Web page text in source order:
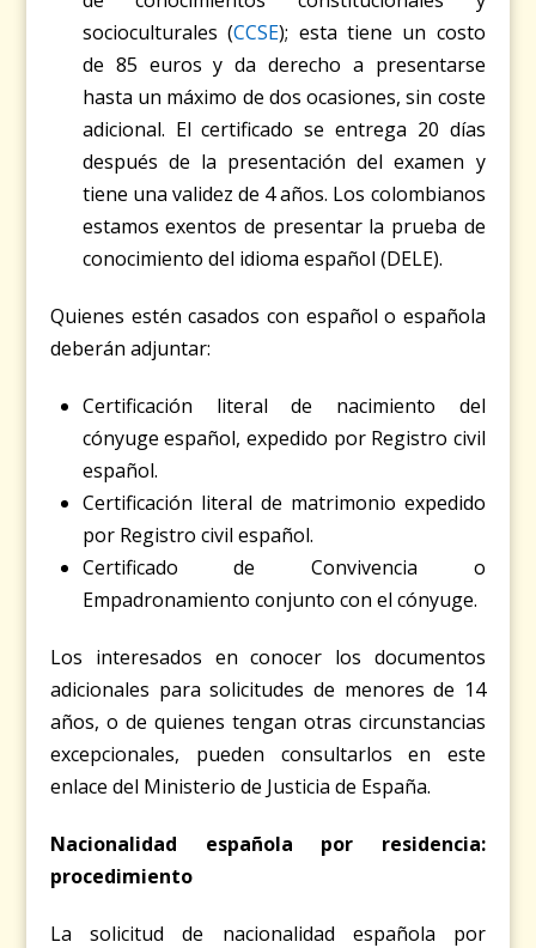
socioculturales (CCSE); esta tiene un costo
de 85 euros y da derecho a presentarse
hasta un máximo de dos ocasiones, sin coste
adicional. El certificado se entrega 20 días
después de la presentación del examen y
tiene una validez de 4 años. Los colombianos
estamos exentos de presentar la prueba de
conocimiento del idioma español (DELE).
Quienes estén casados con español o española
deberán adjuntar:
Certificación literal de nacimiento del
cónyuge español, expedido por Registro civil
español.
Certificación literal de matrimonio expedido
por Registro civil español.
Certificado de Convivencia o
Empadronamiento conjunto con el cónyuge.
Los interesados en conocer los documentos
adicionales para solicitudes de menores de 14
años, o de quienes tengan otras circunstancias
excepcionales, pueden consultarlos en este
enlace del Ministerio de Justicia de España.
Nacionalidad española por residencia:
procedimiento
La solicitud de nacionalidad española por